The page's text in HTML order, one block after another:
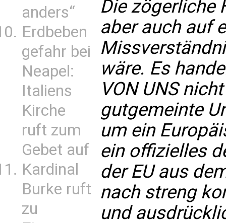
anders“
Erdbeben
gefahr bei
Neapel:
Italiens
Kirche
ruft zum
Gebet auf
Kardinal
Burke ruft
zu
Die zögerliche
aber auch auf
wäre. Es
VON UNS
gutgemeinte
um ein
ein offizielles
der EU aus
nach streng
und